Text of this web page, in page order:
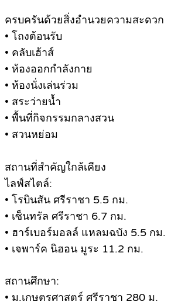
ครบครันด้วยสิ่งอำนวยความสะดวก
• โถงต้อนรับ
• คลับเฮ้าส์
• ห้องออกกำลังกาย
• ห้องนั่งเล่นร่วม
• สระว่ายน้ำ
• พื้นที่กิจกรรมกลางสวน
• สวนหย่อม
สถานที่สำคัญใกล้เคียง
ไลฟ์สไตล์:
• โรบินสัน ศรีราชา 5.5 กม.
• เซ็นทรัล ศรีราชา 6.7 กม.
• ฮาร์เบอร์มอลล์ แหลมฉบัง 5.5 กม.
• เจพาร์ค นิฮอน มูระ 11.2 กม.
สถานศึกษา:
• ม.เกษตรศาสตร์ ศรีราชา 280 ม.